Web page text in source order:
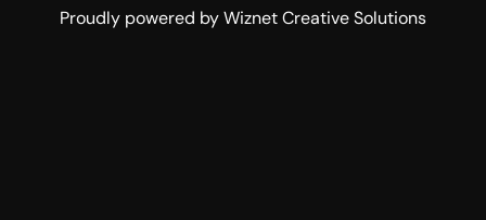
Proudly powered by Wiznet Creative Solutions